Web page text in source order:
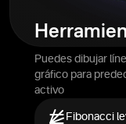
Puedes dibujar
gráfico para
activo
Fibonacci